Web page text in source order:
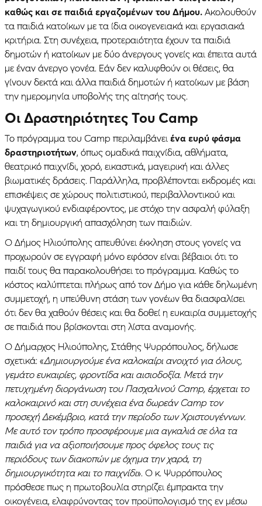
καθώς και σε παιδιά εργαζομένων του Δήμου. Ακολουθούν
τα παιδιά κατοίκων με τα ίδια οικογενειακά και εργασιακά
κριτήρια. Στη συνέχεια, προτεραιότητα έχουν τα παιδιά
δημοτών ή κατοίκων με δύο άνεργους γονείς και έπειτα αυτά
με έναν άνεργο γονέα. Εάν δεν καλυφθούν οι θέσεις, θα
γίνουν δεκτά και άλλα παιδιά δημοτών ή κατοίκων με βάση
την ημερομηνία υποβολής της αίτησής τους.
Οι Δραστηριότητες Του Camp
Το πρόγραμμα του Camp περιλαμβάνει ένα ευρύ φάσμα
δραστηριοτήτων, όπως ομαδικά παιχνίδια, αθλήματα,
θεατρικό παιχνίδι, χορό, εικαστικά, μαγειρική και άλλες
βιωματικές δράσεις. Παράλληλα, προβλέπονται εκδρομές και
επισκέψεις σε χώρους πολιτιστικού, περιβαλλοντικού και
ψυχαγωγικού ενδιαφέροντος, με στόχο την ασφαλή φύλαξη
και τη δημιουργική απασχόληση των παιδιών.
Ο Δήμος Ηλιούπολης απευθύνει έκκληση στους γονείς να
προχωρούν σε εγγραφή μόνο εφόσον είναι βέβαιοι ότι το
παιδί τους θα παρακολουθήσει το πρόγραμμα. Καθώς το
κόστος καλύπτεται πλήρως από τον Δήμο για κάθε δηλωμένη
συμμετοχή, η υπεύθυνη στάση των γονέων θα διασφαλίσει
ότι δεν θα χαθούν θέσεις και θα δοθεί η ευκαιρία συμμετοχής
σε παιδιά που βρίσκονται στη λίστα αναμονής.
Ο Δήμαρχος Ηλιούπολης, Στάθης Ψυρρόπουλος, δήλωσε
σχετικά: «Δημιουργούμε ένα καλοκαίρι ανοιχτό για όλους,
γεμάτο ευκαιρίες, φροντίδα και αισιοδοξία. Μετά την
πετυχημένη διοργάνωση του Πασχαλινού Camp, έρχεται το
καλοκαιρινό και στη συνέχεια ένα δωρεάν Camp τον
προσεχή Δεκέμβριο, κατά την περίοδο των Χριστουγέννων.
Με αυτό τον τρόπο προσφέρουμε μια αγκαλιά σε όλα τα
παιδιά για να αξιοποιήσουμε προς όφελος τους τις
περιόδους των διακοπών με όχημα την χαρά, τη
δημιουργικότητα και το παιχνίδι». Ο κ. Ψυρρόπουλος
πρόσθεσε πως η πρωτοβουλία στηρίζει έμπρακτα την
οικογένεια, ελαφρύνοντας τον προϋπολογισμό της εν μέσω